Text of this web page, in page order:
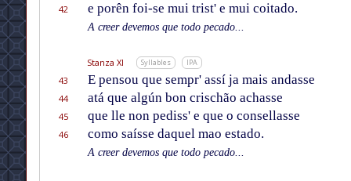
42
e porên foi-se mui trist' e mui coitado.
A creer devemos que todo pecado...
Stanza XI Syllables IPA
43 E pensou que sempr' assí ja mais andasse
44
atá que algún bon crischão achasse
45
que lle non pediss' e que o consellasse
46
como saísse daquel mao estado.
A creer devemos que todo pecado...